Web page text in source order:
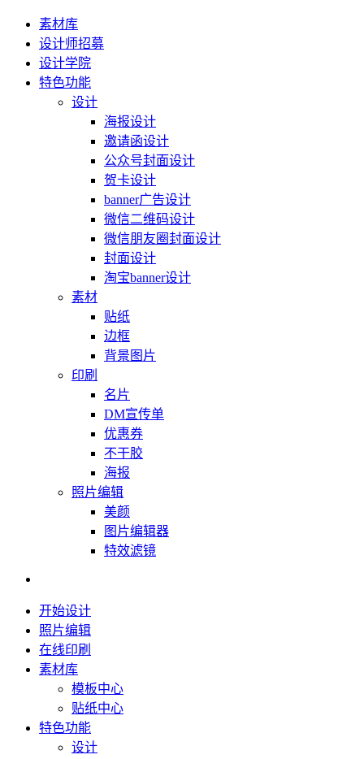
素材库
设计师招募
设计学院
特色功能
设计
海报设计
邀请函设计
公众号封面设计
贺卡设计
banner广告设计
微信二维码设计
微信朋友圈封面设计
封面设计
淘宝banner设计
素材
贴纸
边框
背景图片
印刷
名片
DM宣传单
优惠券
不干胶
海报
照片编辑
美颜
图片编辑器
特效滤镜
开始设计
照片编辑
在线印刷
素材库
模板中心
贴纸中心
特色功能
设计